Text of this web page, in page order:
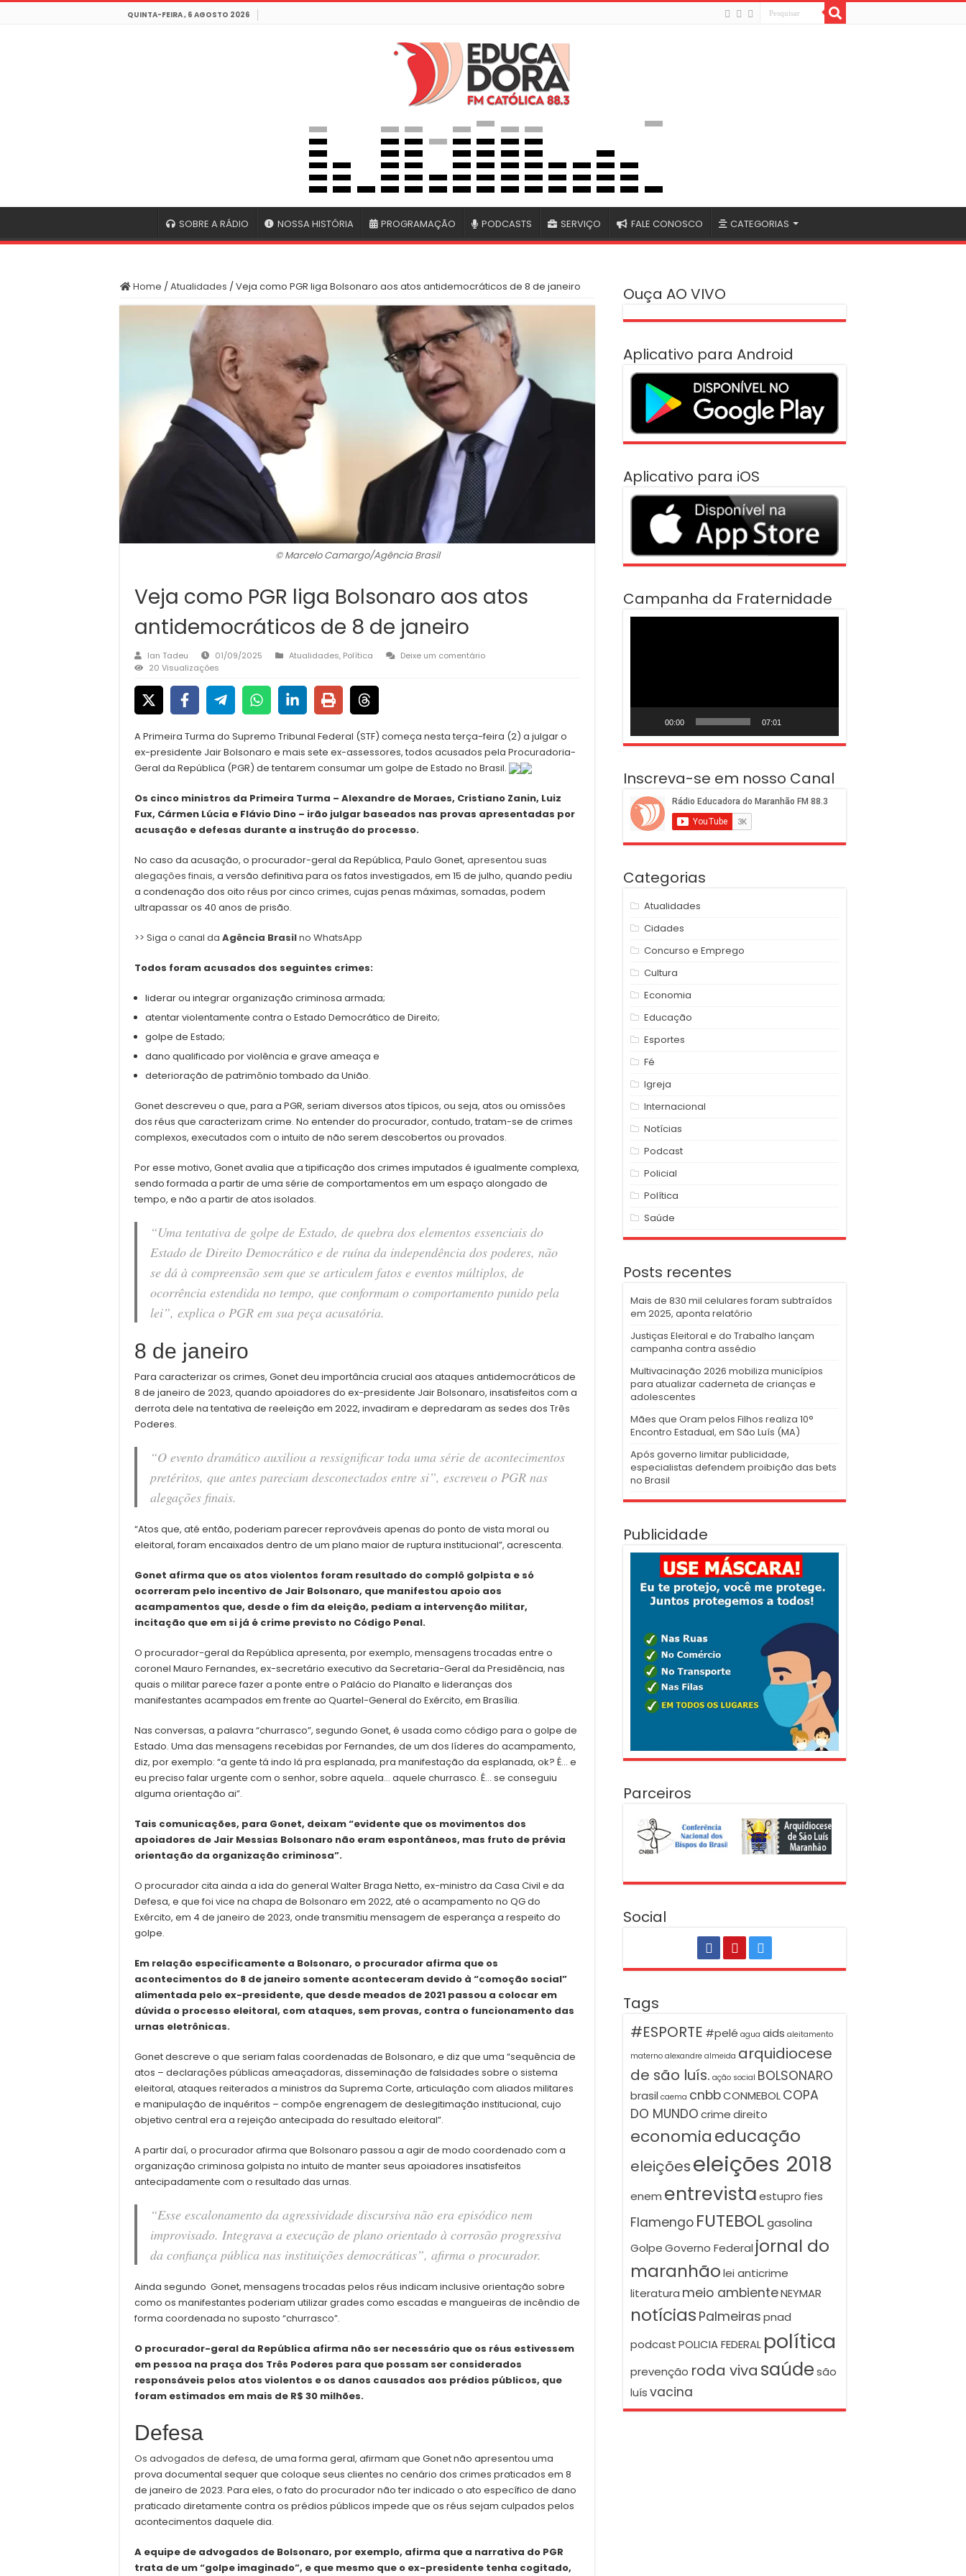
QUINTA-FEIRA , 6 AGOSTO 2026
SOBRE A RÁDIO NOSSA HISTÓRIA PROGRAMAÇÃO PODCASTS SERVIÇO FALE CONOSCO CATEGORIAS
Home /Atualidades /Veja como PGR liga Bolsonaro aos atos antidemocráticos de 8 de janeiro
© Marcelo Camargo/Agência Brasil
Veja como PGR liga Bolsonaro aos atos
antidemocráticos de 8 de janeiro
Ian Tadeu 01/09/2025 Atualidades, Política
Deixe um comentário
20 Visualizações
A Primeira Turma do Supremo Tribunal Federal (STF) começa nesta terça-feira (2) a julgar o
ex-presidente Jair Bolsonaro e mais sete ex-assessores, todos acusados pela Procuradoria-
Geral da República (PGR) de tentarem consumar um golpe de Estado no Brasil.
Os cinco ministros da Primeira Turma – Alexandre de Moraes, Cristiano Zanin, Luiz
Fux, Cármen Lúcia e Flávio Dino – irão julgar baseados nas provas apresentadas por
acusação e defesas durante a instrução do processo.
No caso da acusação, o procurador-geral da República, Paulo Gonet, apresentou suas
alegações finais, a versão definitiva para os fatos investigados, em 15 de julho, quando pediu
a condenação dos oito réus por cinco crimes, cujas penas máximas, somadas, podem
ultrapassar os 40 anos de prisão.
>> Siga o canal da Agência Brasilno WhatsApp
Todos foram acusados dos seguintes crimes:
liderar ou integrar organização criminosa armada;
atentar violentamente contra o Estado Democrático de Direito;
golpe de Estado;
dano qualificado por violência e grave ameaça e
deterioração de patrimônio tombado da União.
Gonet descreveu o que, para a PGR, seriam diversos atos típicos, ou seja, atos ou omissões
dos réus que caracterizam crime. No entender do procurador, contudo, tratam-se de crimes
complexos, executados com o intuito de não serem descobertos ou provados.
Por esse motivo, Gonet avalia que a tipificação dos crimes imputados é igualmente complexa,
sendo formada a partir de uma série de comportamentos em um espaço alongado de
tempo, e não a partir de atos isolados.
“Uma tentativa de golpe de Estado, de quebra dos elementos essenciais do
Estado de Direito Democrático e de ruína da independência dos poderes, não
se dá à compreensão sem que se articulem fatos e eventos múltiplos, de
ocorrência estendida no tempo, que conformam o comportamento punido pela
lei”, explica o PGR em sua peça acusatória.
8 de janeiro
Para caracterizar os crimes, Gonet deu importância crucial aos ataques antidemocráticos de
8 de janeiro de 2023, quando apoiadores do ex-presidente Jair Bolsonaro, insatisfeitos com a
derrota dele na tentativa de reeleição em 2022, invadiram e depredaram as sedes dos Três
Poderes.
“O evento dramático auxiliou a ressignificar toda uma série de acontecimentos
pretéritos, que antes pareciam desconectados entre si”, escreveu o PGR nas
alegações finais.
“Atos que, até então, poderiam parecer reprováveis apenas do ponto de vista moral ou
eleitoral, foram encaixados dentro de um plano maior de ruptura institucional”, acrescenta.
Gonet afirma que os atos violentos foram resultado do complô golpista e só
ocorreram pelo incentivo de Jair Bolsonaro, que manifestou apoio aos
acampamentos que, desde o fim da eleição, pediam a intervenção militar,
incitação que em si já é crime previsto no Código Penal.
O procurador-geral da República apresenta, por exemplo, mensagens trocadas entre o
coronel Mauro Fernandes, ex-secretário executivo da Secretaria-Geral da Presidência, nas
quais o militar parece fazer a ponte entre o Palácio do Planalto e lideranças dos
manifestantes acampados em frente ao Quartel-General do Exército, em Brasília.
Nas conversas, a palavra “churrasco”, segundo Gonet, é usada como código para o golpe de
Estado. Uma das mensagens recebidas por Fernandes, de um dos líderes do acampamento,
diz, por exemplo: “a gente tá indo lá pra esplanada, pra manifestação da esplanada, ok? É… e
eu preciso falar urgente com o senhor, sobre aquela… aquele churrasco. É… se conseguiu
alguma orientação ai”.
Tais comunicações, para Gonet, deixam “evidente que os movimentos dos
apoiadores de Jair Messias Bolsonaro não eram espontâneos, mas fruto de prévia
orientação da organização criminosa”.
O procurador cita ainda a ida do general Walter Braga Netto, ex-ministro da Casa Civil e da
Defesa, e que foi vice na chapa de Bolsonaro em 2022, até o acampamento no QG do
Exército, em 4 de janeiro de 2023, onde transmitiu mensagem de esperança a respeito do
golpe.
Em relação especificamente a Bolsonaro, o procurador afirma que os
acontecimentos do 8 de janeiro somente aconteceram devido à “comoção social”
alimentada pelo ex-presidente, que desde meados de 2021 passou a colocar em
dúvida o processo eleitoral, com ataques, sem provas, contra o funcionamento das
urnas eletrônicas.
Gonet descreve o que seriam falas coordenadas de Bolsonaro, e diz que uma “sequência de
atos – declarações públicas ameaçadoras, disseminação de falsidades sobre o sistema
eleitoral, ataques reiterados a ministros da Suprema Corte, articulação com aliados militares
e manipulação de inquéritos – compõe engrenagem de deslegitimação institucional, cujo
objetivo central era a rejeição antecipada do resultado eleitoral”.
A partir daí, o procurador afirma que Bolsonaro passou a agir de modo coordenado com a
organização criminosa golpista no intuito de manter seus apoiadores insatisfeitos
antecipadamente com o resultado das urnas.
“Esse escalonamento da agressividade discursiva não era episódico nem
improvisado. Integrava a execução de plano orientado à corrosão progressiva
da confiança pública nas instituições democráticas”, afirma o procurador.
Ainda segundo Gonet, mensagens trocadas pelos réus indicam inclusive orientação sobre
como os manifestantes poderiam utilizar grades como escadas e mangueiras de incêndio de
forma coordenada no suposto “churrasco”.
O procurador-geral da República afirma não ser necessário que os réus estivessem
em pessoa na praça dos Três Poderes para que possam ser considerados
responsáveis pelos atos violentos e os danos causados aos prédios públicos, que
foram estimados em mais de R$ 30 milhões.
Defesa
Os advogados de defesa, de uma forma geral, afirmam que Gonet não apresentou uma
prova documental sequer que coloque seus clientes no cenário dos crimes praticados em 8
de janeiro de 2023. Para eles, o fato do procurador não ter indicado o ato específico de dano
praticado diretamente contra os prédios públicos impede que os réus sejam culpados pelos
acontecimentos daquele dia.
A equipe de advogados de Bolsonaro, por exemplo, afirma que a narrativa do PGR
trata de um “golpe imaginado”, e que mesmo que o ex-presidente tenha cogitado,
Ouça AO VIVO
Aplicativo para Android
Aplicativo para iOS
Campanha da Fraternidade
00:00 07:01
Inscreva-se em nosso Canal
Categorias
Atualidades
Cidades
Concurso e Emprego
Cultura
Economia
Educação
Esportes
Fé
Igreja
Internacional
Notícias
Podcast
Policial
Política
Saúde
Posts recentes
Mais de 830 mil celulares foram subtraídos
em 2025, aponta relatório
Justiças Eleitoral e do Trabalho lançam
campanha contra assédio
Multivacinação 2026 mobiliza municípios
para atualizar caderneta de crianças e
adolescentes
Mães que Oram pelos Filhos realiza 10°
Encontro Estadual, em São Luís (MA)
Após governo limitar publicidade,
especialistas defendem proibição das bets
no Brasil
Publicidade
Parceiros
Social
Tags
#ESPORTE #pelé agua aids aleitamento
materno alexandre almeida arquidiocese
de são luís. ação social BOLSONARO
brasil caema cnbbCONMEBOLCOPA
DO MUNDOcrimedireito
economiaeducação
eleiçõeseleições 2018
enem entrevistaestupro fies
Flamengo FUTEBOLgasolina
GolpeGoverno Federal jornal do
maranhãolei anticrime
literatura meio ambienteNEYMAR
notícias Palmeiraspnad
podcastPOLICIA FEDERAL política
prevenção roda viva saúdesão
luísvacina